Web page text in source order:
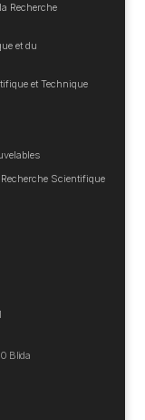
Recherche
et du
et Technique
Scientifique
Blida